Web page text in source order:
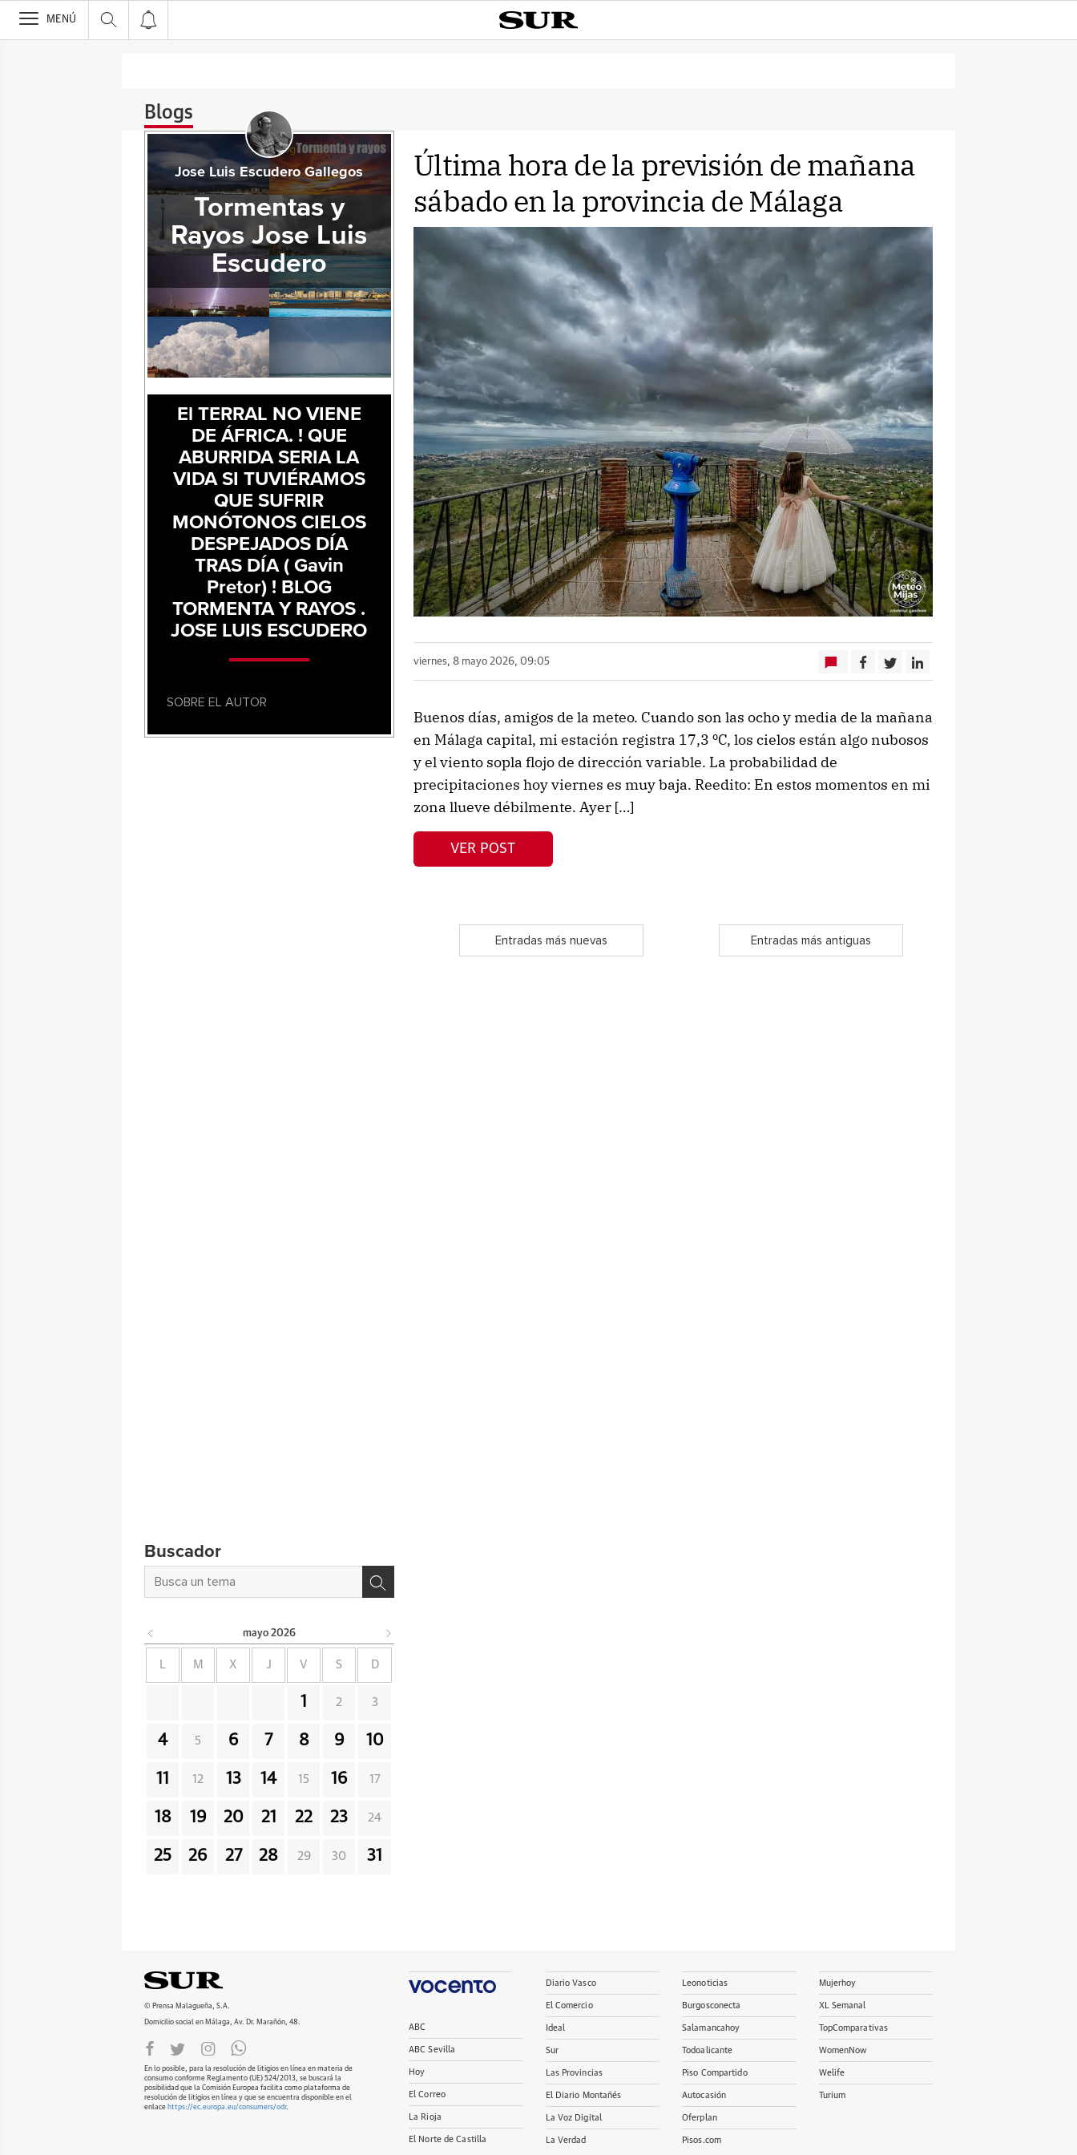
>
MENÚ
Blogs
Última hora de la previsión de mañana
sábado en la provincia de Málaga
viernes, 8 mayo 2026, 09:05
Buenos días, amigos de la meteo. Cuando son las ocho y media de la mañana
en Málaga capital, mi estación registra 17,3 ºC, los cielos están algo nubosos
y el viento sopla flojo de dirección variable. La probabilidad de
precipitaciones hoy viernes es muy baja. Reedito: En estos momentos en mi
zona llueve débilmente. Ayer […]
VER POST
Entradas más nuevas Entradas más antiguas
Jose Luis Escudero Gallegos
Tormentas y
Rayos Jose Luis
Escudero
El TERRAL NO VIENE
DE ÁFRICA. ! QUE
ABURRIDA SERIA LA
VIDA SI TUVIÉRAMOS
QUE SUFRIR
MONÓTONOS CIELOS
DESPEJADOS DÍA
TRAS DÍA ( Gavin
Pretor) ! BLOG
TORMENTA Y RAYOS .
JOSE LUIS ESCUDERO
SOBRE EL AUTOR
Buscador
mayo 2026
L M X J V S D
1 2 3
4 5 6 7 8 9 10
11 12 13 14 15 16 17
18 19 20 21 22 23 24
25 26 27 28 29 30 31
© Prensa Malagueña, S.A.
Domicilio social en Málaga, Av. Dr. Marañón, 48.
En lo posible, para la resolución de litigios en línea en materia de
consumo conforme Reglamento (UE) 524/2013, se buscará la
posibilidad que la Comisión Europea facilita como plataforma de
resolución de litigios en línea y que se encuentra disponible en el
enlace https://ec.europa.eu/consumers/odr.
ABC
ABC Sevilla
Hoy
El Correo
La Rioja
El Norte de Castilla
Diario Vasco
El Comercio
Ideal
Sur
Las Provincias
El Diario Montañés
La Voz Digital
La Verdad
Leonoticias
Burgosconecta
Salamancahoy
Todoalicante
Piso Compartido
Autocasión
Oferplan
Pisos.com
Mujerhoy
XL Semanal
TopComparativas
WomenNow
Welife
Turium